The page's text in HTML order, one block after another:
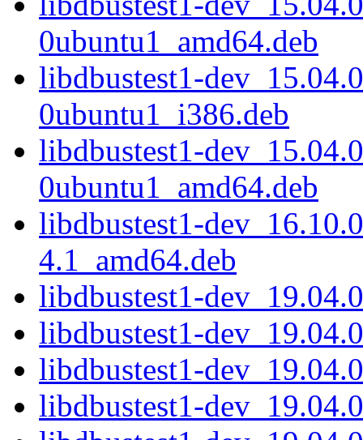
0ubuntu1_amd64.deb
libdbustest1-
0ubuntu1_i386.deb
libdbustest1-
0ubuntu1_amd64.deb
libdbustest1-
4.1_amd64.deb
libdbustest1-
libdbustest1-
libdbustest1-
libdbustest1-